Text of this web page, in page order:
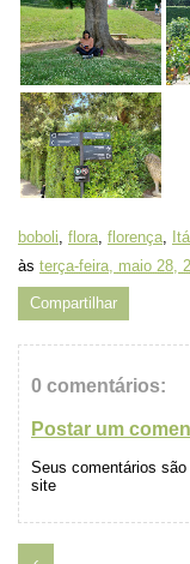
boboli, flora, florença,
às terça-feira, maio 28,
Compartilhar
0 comentários:
Postar um
Seus comentários
site